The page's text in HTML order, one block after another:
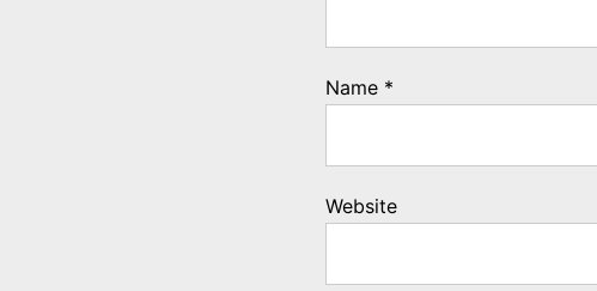
Name *
Website